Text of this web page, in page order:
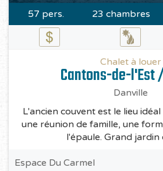
57 pers. 23 chambres
Chalet à louer
Cantons-de-l'Est
Danville
L'ancien couvent est le lieu
une réunion de famille, une
l'épaule. Grand jardin
Espace Du Carmel